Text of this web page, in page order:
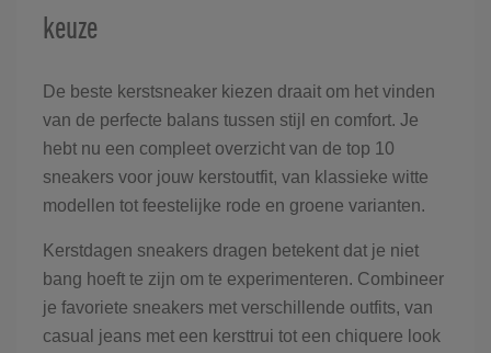
keuze
De beste kerstsneaker kiezen draait om het vinden
van de perfecte balans tussen stijl en comfort. Je
hebt nu een compleet overzicht van de top 10
sneakers voor jouw kerstoutfit, van klassieke witte
modellen tot feestelijke rode en groene varianten.
Kerstdagen sneakers dragen betekent dat je niet
bang hoeft te zijn om te experimenteren. Combineer
je favoriete sneakers met verschillende outfits, van
casual jeans met een kersttrui tot een chiquere look